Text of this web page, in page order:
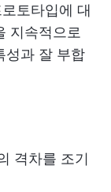
로토타입에 대
지속적으로
성과 잘 부합
격차를 조기